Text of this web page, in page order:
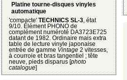
Platine tourne-disques vinyles
automatique
'compacte' TECHNICS SL-3 , état
9/10. Élément PHONO de
complément numéroté DA3723E725
datant de 1982. Ordinaire mais extra
table de lecture vinyle japonaise
entrée de gamme Vintage 2 vitesses,
à courroie et bras tangentiel ; tête
neuve, pieds disparus [photo
catalogue]